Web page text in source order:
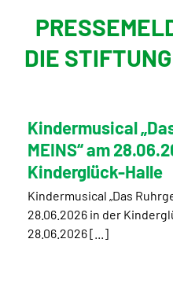
DIE
Kindermusical
MEINS“ am
Kinderglück-Halle
Kindermusical „Das
28.06.2026 in der
28.06.2026 [...]